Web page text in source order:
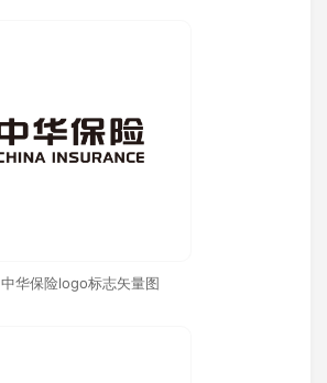
中华保险logo标志矢量图